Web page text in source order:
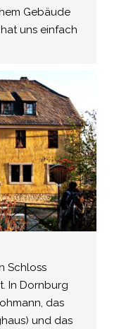
Gebäude
uns einfach
Schloss
In Dornburg
das
und das